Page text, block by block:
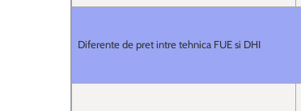
Diferente de pret intre tehnica FUE si DHI